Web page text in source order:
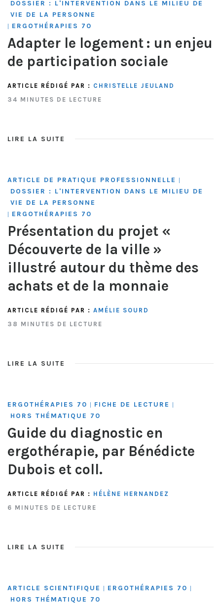
DOSSIER : L'INTERVENTION DANS LE MILIEU DE
VIE DE LA PERSONNE
| ERGOTHÉRAPIES 70
Adapter le logement : un enjeu
de participation sociale
ARTICLE RÉDIGÉ PAR : CHRISTELLE JEULAND
34 MINUTES DE LECTURE
LIRE LA SUITE
ARTICLE DE PRATIQUE PROFESSIONNELLE |
DOSSIER : L'INTERVENTION DANS LE MILIEU DE
VIE DE LA PERSONNE
| ERGOTHÉRAPIES 70
Présentation du projet «
Découverte de la ville »
illustré autour du thème des
achats et de la monnaie
ARTICLE RÉDIGÉ PAR : AMÉLIE SOURD
38 MINUTES DE LECTURE
LIRE LA SUITE
ERGOTHÉRAPIES 70 | FICHE DE LECTURE |
HORS THÉMATIQUE 70
Guide du diagnostic en
ergothérapie, par Bénédicte
Dubois et coll.
ARTICLE RÉDIGÉ PAR : HÉLÈNE HERNANDEZ
6 MINUTES DE LECTURE
LIRE LA SUITE
ARTICLE SCIENTIFIQUE | ERGOTHÉRAPIES 70 |
HORS THÉMATIQUE 70